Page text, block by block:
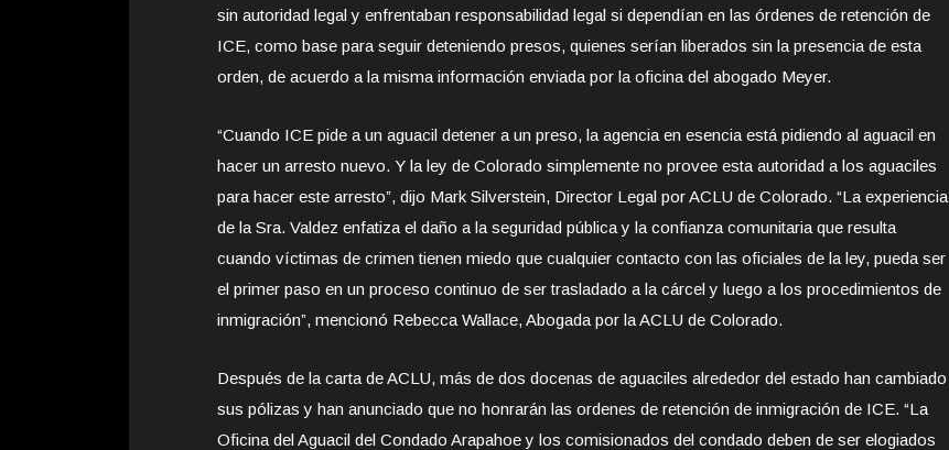
sin autoridad legal y enfrentaban responsabilidad legal si dependían en las órdenes de retención de
ICE, como base para seguir deteniendo presos, quienes serían liberados sin la presencia de esta
orden, de acuerdo a la misma información enviada por la oficina del abogado Meyer.
“Cuando ICE pide a un aguacil detener a un preso, la agencia en esencia está pidiendo al aguacil en
hacer un arresto nuevo. Y la ley de Colorado simplemente no provee esta autoridad a los aguaciles
para hacer este arresto”, dijo Mark Silverstein, Director Legal por ACLU de Colorado. “La experiencia
de la Sra. Valdez enfatiza el daño a la seguridad pública y la confianza comunitaria que resulta
cuando víctimas de crimen tienen miedo que cualquier contacto con las oficiales de la ley, pueda ser
el primer paso en un proceso continuo de ser trasladado a la cárcel y luego a los procedimientos de
inmigración”, mencionó Rebecca Wallace, Abogada por la ACLU de Colorado.
Después de la carta de ACLU, más de dos docenas de aguaciles alrededor del estado han cambiado
sus pólizas y han anunciado que no honrarán las ordenes de retención de inmigración de ICE. “La
Oficina del Aguacil del Condado Arapahoe y los comisionados del condado deben de ser elogiados